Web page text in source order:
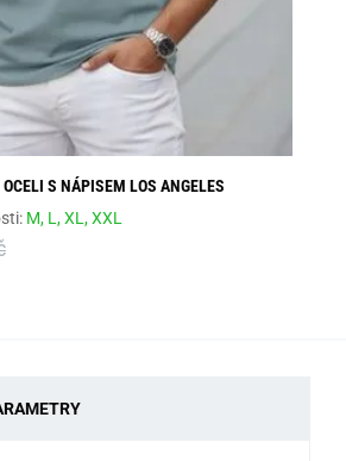
S NÁPISEM LOS ANGELES
M, L,XL,XXL